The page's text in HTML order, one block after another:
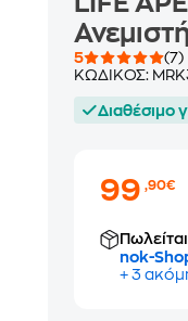
5
(7)
ΚΩΔΙΚΟΣ:
Διαθέσιμο
99,90€
nok-
+ 3